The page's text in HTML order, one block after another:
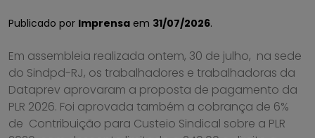
Publicado por Imprensa em 31/07/2026.
Em assembleia realizada ontem, 30 de julho, na sede
do Sindpd-RJ, os trabalhadores e trabalhadoras da
Dataprev aprovaram a proposta de pagamento da
PLR 2026. Foi aprovada também a cobrança de 6%
de Contribuição para Custeio Sindical sobre a PLR